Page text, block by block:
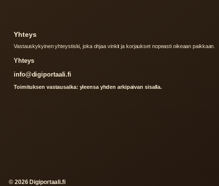
Yhteys
Vastauskykyinen yhteystiski, joka ohjaa vinkit ja korjaukset nopeasti oikeaan paikkaan.
Yhteys
info@digiportaali.fi
Toimituksen vastausaika: yleensa yhden arkipaivan sisalla.
© 2026 Digiportaali.fi